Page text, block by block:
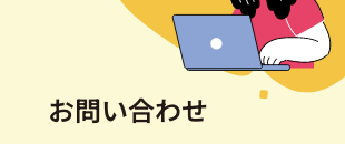
お問い合わせ